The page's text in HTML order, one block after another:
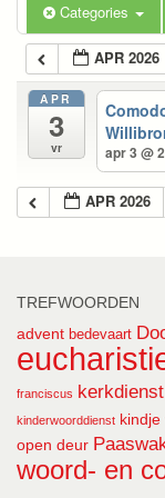
Categories
APR 2026
APR
3
vr apr 3 @
APR 2026
TREFWOORDEN
advent bedevaart
franciscus kerkdienst
kinderwoorddienst kindje
open deur
woord- en